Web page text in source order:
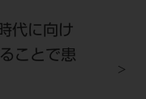
代に向け
ことで患